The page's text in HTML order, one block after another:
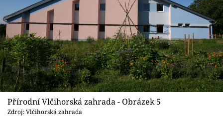
Přírodní Vlčihorská zahrada - Obrázek 5
Zdroj: Vlčihorská zahrada